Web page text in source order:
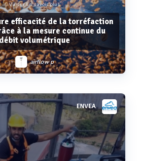
Vu sur En savoir plus
efficacité de la torréfaction
à la mesure continue du
volumétrique
airflow p
Voir plus ENVEA